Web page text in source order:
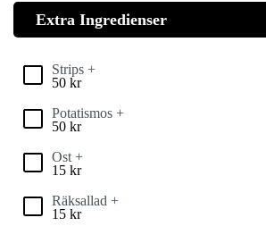
Extra Ingredienser
Strips +
50 kr
Potatismos +
50 kr
Ost +
15 kr
Räksallad +
15 kr